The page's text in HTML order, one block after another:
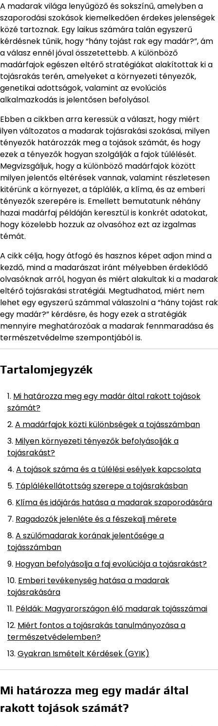
A madarak világa lenyűgöző és sokszínű, amelyben a
szaporodási szokások kiemelkedően érdekes jelenségek
közé tartoznak. Egy laikus számára talán egyszerű
kérdésnek tűnik, hogy “hány tojást rak egy madár?”, ám
a válasz ennél jóval összetettebb. A különböző
madárfajok egészen eltérő stratégiákat alakítottak ki a
tojásrakás terén, amelyeket a környezeti tényezők,
genetikai adottságok, valamint az evolúciós
alkalmazkodás is jelentősen befolyásol.
Ebben a cikkben arra keressük a választ, hogy miért
ilyen változatos a madarak tojásrakási szokásai, milyen
tényezők határozzák meg a tojások számát, és hogy
ezek a tényezők hogyan szolgálják a fajok túlélését.
Megvizsgáljuk, hogy a különböző madárfajok között
milyen jelentős eltérések vannak, valamint részletesen
kitérünk a környezet, a táplálék, a klíma, és az emberi
tényezők szerepére is. Emellett bemutatunk néhány
hazai madárfaj példáján keresztül is konkrét adatokat,
hogy közelebb hozzuk az olvasóhoz ezt az izgalmas
témát.
A cikk célja, hogy átfogó és hasznos képet adjon mind a
kezdő, mind a madarászat iránt mélyebben érdeklődő
olvasóknak arról, hogyan és miért alakultak ki a madarak
eltérő tojásrakási stratégiái. Megtudhatod, miért nem
lehet egy egyszerű számmal válaszolni a “hány tojást rak
egy madár?” kérdésre, és hogy ezek a stratégiák
mennyire meghatározóak a madarak fennmaradása és
természetvédelme szempontjából is.
Tartalomjegyzék
Mi határozza meg egy madár által rakott tojások
számát?
A madárfajok közti különbségek a tojásszámban
Milyen környezeti tényezők befolyásolják a
tojásrakást?
A tojások száma és a túlélési esélyek kapcsolata
Táplálékellátottság szerepe a tojásrakásban
Klíma és időjárás hatása a madarak szaporodására
Ragadozók jelenléte és a fészekalj mérete
A szülőmadarak korának jelentősége a
tojásszámban
Hogyan befolyásolja a faj evolúciója a tojásrakást?
Emberi tevékenység hatása a madarak
tojásrakására
Példák: Magyarországon élő madarak tojásszámai
Miért fontos a tojásrakás tanulmányozása a
természetvédelemben?
Gyakran Ismételt Kérdések (GYIK)
Mi határozza meg egy madár által
rakott tojások számát?